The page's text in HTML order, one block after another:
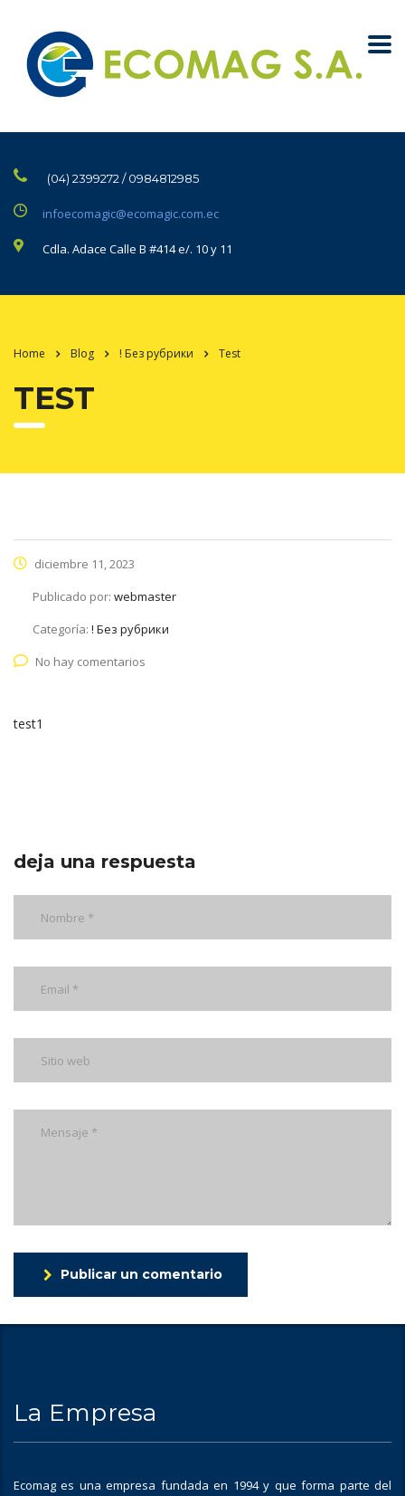
(04) 2399272 / 0984812985
infoecomagic@ecomagic.com.ec
Cdla. Adace Calle B #414 e/. 10 y 11
Home Blog ! Без рубрики Test
TEST
diciembre 11, 2023
Publicado por: webmaster
Categoría: ! Без рубрики
No hay comentarios
test1
deja una respuesta
Publicar un comentario
La Empresa
Ecomag es una empresa fundada en 1994 y que forma parte del